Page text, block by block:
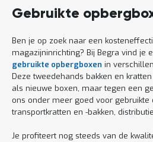
Gebruikte
Ben je op zoek naar een
magazijninrichting? Bij Begra vind je
gebruikte opbergboxen in
Deze tweedehands bakken en
als nieuwe boxen, maar tegen een
ons onder meer goed voor gebruikte
transportkratten en -bakken,
Je profiteert nog steeds van de